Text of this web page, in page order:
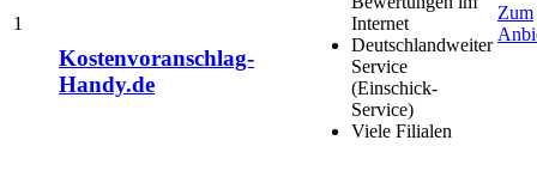
1
Kostenvoranschlag-
Handy.de
Internet
Deutschlandweiter
Service
(Einschick-
Service)
Viele Filialen
Zum